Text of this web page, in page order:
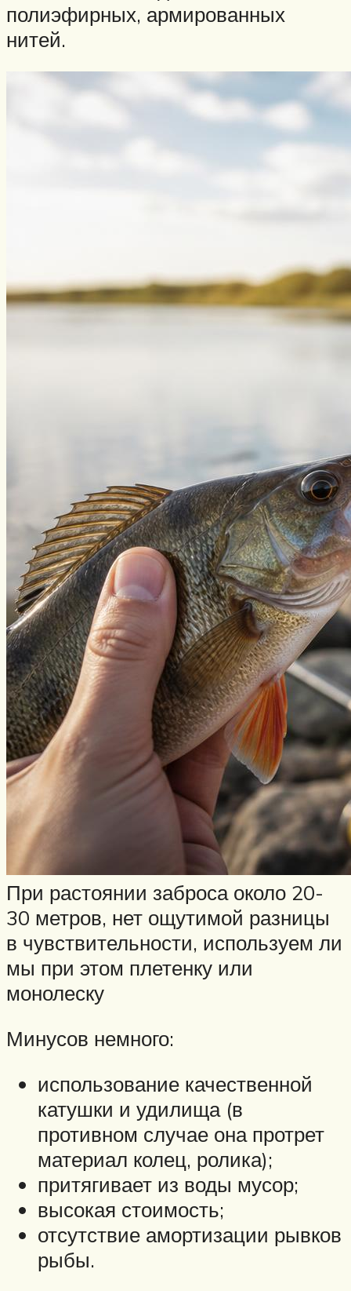
полиэфирных, армированных
нитей.
При растоянии заброса около 20-
30 метров, нет ощутимой разницы
в чувствительности, используем ли
мы при этом плетенку или
монолеску
Минусов немного:
использование качественной
катушки и удилища (в
противном случае она протрет
материал колец, ролика);
притягивает из воды мусор;
высокая стоимость;
отсутствие амортизации рывков
рыбы.